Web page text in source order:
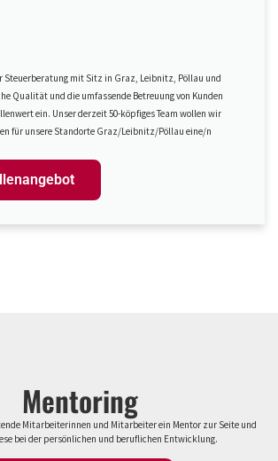
Steuerberatung mit Sitz in Graz, Leibnitz, Pöllau und
Qualität und die umfassende Betreuung von Kunden
ein. Unser derzeit 50-köpfiges Team wollen wir
für unsere Standorte Graz/Leibnitz/Pöllau eine/n
Mentoring
Mitarbeiterinnen und Mitarbeiter ein Mentor zur Seite und
bei der persönlichen und beruflichen Entwicklung.